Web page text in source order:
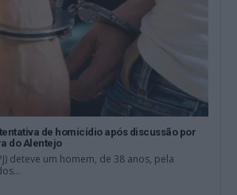
de homicídio após discussão por
do Alentejo
deteve um homem, de 38 anos, pela